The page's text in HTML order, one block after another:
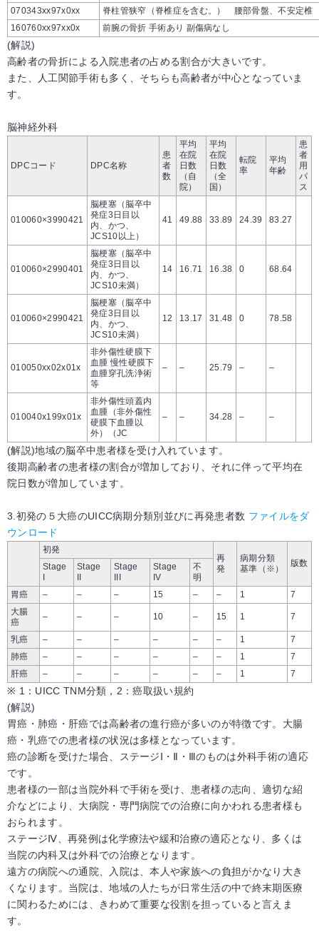
070343xx97x0xx
脊柱管狭窄（脊椎症を含む。） 腰部骨盤、不安定椎
160760xx97xx0x
前腕の骨折 手術あり 副傷病なし
(解説)
高齢者の骨折による入院患者の占める割合が大きいです。
また、人工関節手術も多く、そちらも高齢者が中心となっていま
す。
脳神経外科
DPCコード DPC名称
患
者
数
平均
在院
日数
（自
院）
平均
在院
日数
（全
国）
転院
率
平均
年齢
患
者
用
パ
ス
010060×3990421
脳梗塞（脳卒中
発症3日目以
内、かつ、
JCS10以上）
41 49.88 33.89 24.39 83.27
010060×2990401
脳梗塞（脳卒中
発症3日目以
内、かつ、
JCS10未満）
14 16.71 16.38 0 68.64
010060×2990421
脳梗塞（脳卒中
発症3日目以
内、かつ、
JCS10未満）
12 13.17 31.48 0 78.58
010050xx02x01x
非外傷性硬膜下
血腫 慢性硬膜下
血腫穿孔洗浄術
等
– – 25.79 – –
010040x199x01x
非外傷性頭蓋内
血腫（非外傷性
硬膜下血腫以
外）（JC
– – 34.28 – –
(解説)地域の脳卒中患者様を受け入れています。
後期高齢者の患者様の割合が増加しており、それに伴って平均在
院日数が増加しています。
3.初発の５大癌のUICC病期分類別並びに再発患者数 ファイルをダ
ウンロード
初発
再
発
病期分類
基準 （※）
版数
Stage
Stage
Stage
Stage
IV
不
明
胃癌
– – – 15 – – 1
7
大腸
癌
– – – 10 – 15 1 7
乳癌 – – – – – – 1
7
肺癌
– – – – – – 1
7
肝癌
– – – – – – 1 7
※ 1：UICC TNM分類，2：癌取扱い規約
(解説)
胃癌・肺癌・肝癌では高齢者の進行癌が多いのが特徴です。大腸
癌・乳癌での患者様の状況は多様となっています。
癌の診断を受けた場合、ステージⅠ・Ⅱ・Ⅲのものは外科手術の適応
です。
患者様の一部は当院外科で手術を受け、患者様の志向、適切な紹
介などにより、大病院・専門病院での治療に向かわれる患者様も
おられます。
ステージⅣ、再発例は化学療法や緩和治療の適応となり、多くは
当院の内科又は外科での治療となります。
遠方の病院への通院、入院は、本人や家族への負担がかなり大き
くなります。当院は、地域の人たちが日常生活の中で終末期医療
に関わるためには、きわめて重要な役割を担っていると言えま
す。